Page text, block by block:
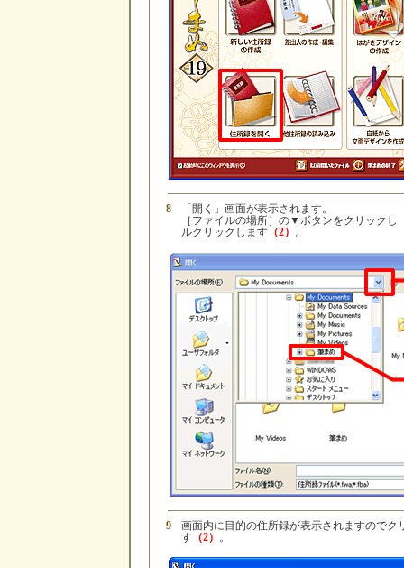
8
「開く」画面が表示されます。
［ファイルの場所］の▼ボタンをクリックし
ルクリックします （2） 。
9
画面内に目的の住所録が表示されますのでク
す （2） 。